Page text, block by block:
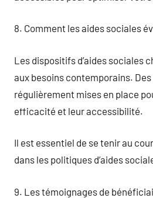
8. Comment les aides sociales
Les dispositifs d’aides sociales
aux besoins contemporains.
régulièrement mises en place
efficacité et leur accessibilité.
Il est essentiel de se tenir au
dans les politiques d’aides
9. Les témoignages de